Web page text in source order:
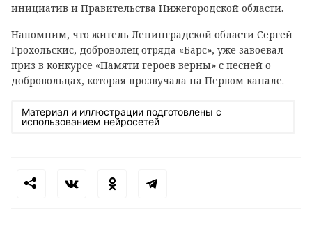
инициатив и Правительства Нижегородской области.
Напомним, что житель Ленинградской области Сергей
Грохольскис, доброволец отряда «Барс», уже завоевал
приз в конкурсе «Памяти героев верны» с песней о
добровольцах, которая прозвучала на Первом канале.
Материал и иллюстрации подготовлены с
использованием нейросетей